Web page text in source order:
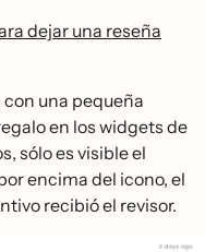
dejar una reseña
una pequeña
en los widgets de
sólo es visible el
encima del icono, el
recibió el revisor.